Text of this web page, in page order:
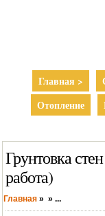
Главная >
Отопление
Грунтовка
работа)
Главная » » ...